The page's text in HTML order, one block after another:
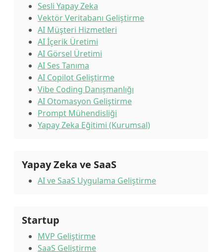
Sesli Yapay Zeka
Vektör Veritabanı Geliştirme
AI Müşteri Hizmetleri
AI İçerik Üretimi
AI Görsel Üretimi
AI Ses Tanıma
AI Copilot Geliştirme
Vibe Coding Danışmanlığı
AI Otomasyon Geliştirme
Prompt Mühendisliği
Yapay Zeka Eğitimi (Kurumsal)
Yapay Zeka ve SaaS
AI ve SaaS Uygulama Geliştirme
Startup
MVP Geliştirme
SaaS Geliştirme